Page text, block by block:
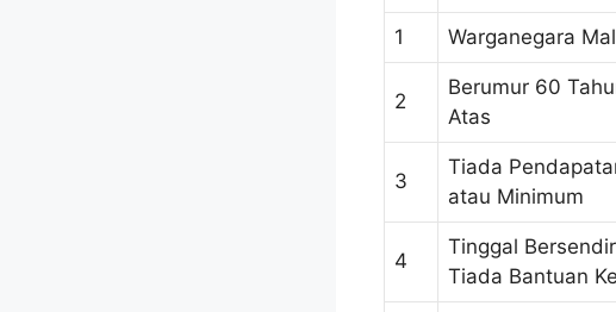
1 Warganegara
2
Berumur 60
Atas
3
Tiada
atau Minimum
4
Tinggal
Tiada Bantuan